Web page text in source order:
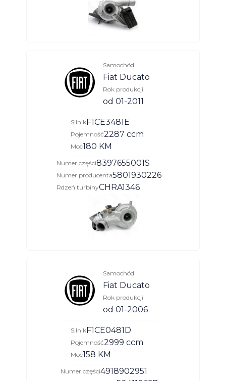
Samochód
Fiat Ducato
Rok produkcji
od 01-2011
SilnikF1CE3481E
Pojemność2287 ccm
Moc180 KM
Numer części8397655001S
Numer producenta5801930226
Rdzeń turbinyCHRA1346
Samochód
Fiat Ducato
Rok produkcji
od 01-2006
SilnikF1CE0481D
Pojemność2999 ccm
Moc158 KM
Numer części4918902951